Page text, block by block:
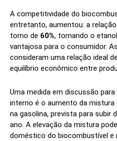
A competitividade do
entretanto, aumentou: a
torno de 60%, tornando o
vantajosa para o consumidor.
consideram uma relação ideal de
equilíbrio econômico entre
Uma medida em discussão
interno é o aumento da
na gasolina, prevista para subir
ano. A elevação da mistura
doméstico do biocombustível e